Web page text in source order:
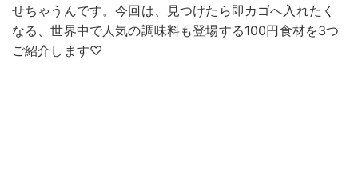
せちゃうんです。今回は、見つけたら即カゴへ入れたく
なる、世界中で人気の調味料も登場する100円食材を3つ
ご紹介します♡